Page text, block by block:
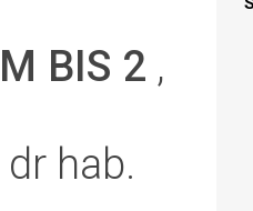
BIS 2 ,
hab.